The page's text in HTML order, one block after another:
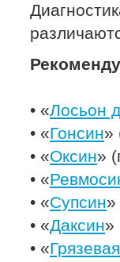
• «Лосьон
• «Гонсин»
• «Оксин»
• «
• «Супсин»
• «Даксин»
• «